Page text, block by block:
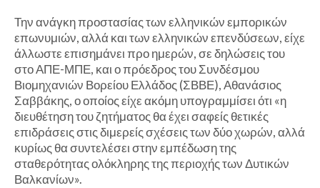
Την ανάγκη προστασίας των ελληνικών εμπορικών
επωνυμιών, αλλά και των ελληνικών επενδύσεων, είχε
άλλωστε επισημάνει προ ημερών, σε δηλώσεις του
στο ΑΠΕ-ΜΠΕ, και ο πρόεδρος του Συνδέσμου
Βιομηχανιών Βορείου Ελλάδος (ΣΒΒΕ), Αθανάσιος
Σαββάκης, ο οποίος είχε ακόμη υπογραμμίσει ότι «η
διευθέτηση του ζητήματος θα έχει σαφείς θετικές
επιδράσεις στις διμερείς σχέσεις των δύο χωρών, αλλά
κυρίως θα συντελέσει στην εμπέδωση της
σταθερότητας ολόκληρης της περιοχής των Δυτικών
Βαλκανίων».